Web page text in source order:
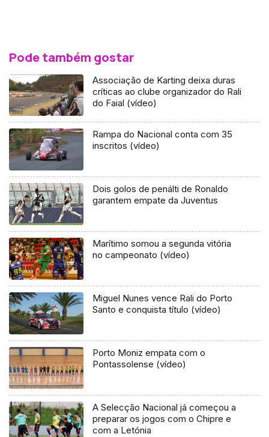
Pode também gostar
Associação de Karting deixa duras
críticas ao clube organizador do Rali
do Faial (vídeo)
Rampa do Nacional conta com 35
inscritos (vídeo)
Dois golos de penálti de Ronaldo
garantem empate da Juventus
Marítimo somou a segunda vitória
no campeonato (vídeo)
Miguel Nunes vence Rali do Porto
Santo e conquista título (vídeo)
Porto Moniz empata com o
Pontassolense (vídeo)
A Selecção Nacional já começou a
preparar os jogos com o Chipre e
com a Letónia